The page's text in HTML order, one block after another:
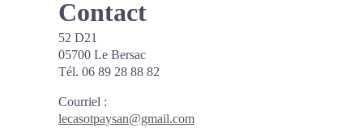
Contact
52 D21
05700 Le Bersac
Tél. 06 89 28 88 82
Courriel :
lecasotpaysan@gmail.com